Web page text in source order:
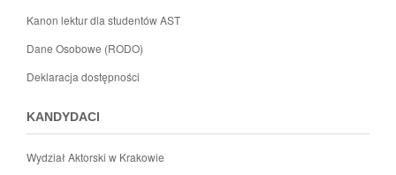
Kanon lektur dla studentów AST
Dane Osobowe (RODO)
Deklaracja dostępności
KANDYDACI
Wydział Aktorski w Krakowie